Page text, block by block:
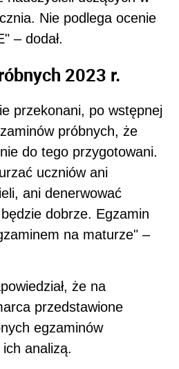
Nie podlega ocenie
– dodał.
2023 r.
przekonani, po wstępnej
próbnych, że
do tego przygotowani.
uczniów ani
ani denerwować
dobrze. Egzamin
na maturze" –
że na
przedstawione
egzaminów
analizą.